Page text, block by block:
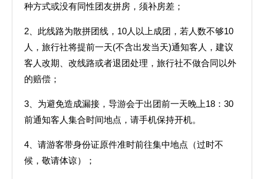
种方式或没有同性团友拼房，须补房差；
2、此线路为散拼团线，10人以上成团，若人数不够10
人，旅行社将提前一天(不含出发当天)通知客人，建议
客人改期、改线路或者退团处理，旅行社不做合同以外
的赔偿；
3、为避免造成漏接，导游会于出团前一天晚上18：30
前通知客人集合时间地点，请手机保持开机。
4、请游客带身份证原件准时前往集中地点（过时不
候，敬请体谅）；